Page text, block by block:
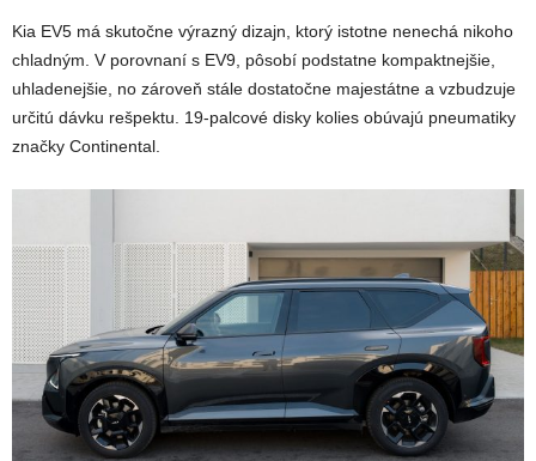
Kia EV5 má skutočne výrazný dizajn, ktorý istotne nenechá nikoho
chladným. V porovnaní s EV9, pôsobí podstatne kompaktnejšie,
uhladenejšie, no zároveň stále dostatočne majestátne a vzbudzuje
určitú dávku rešpektu. 19-palcové disky kolies obúvajú pneumatiky
značky Continental.